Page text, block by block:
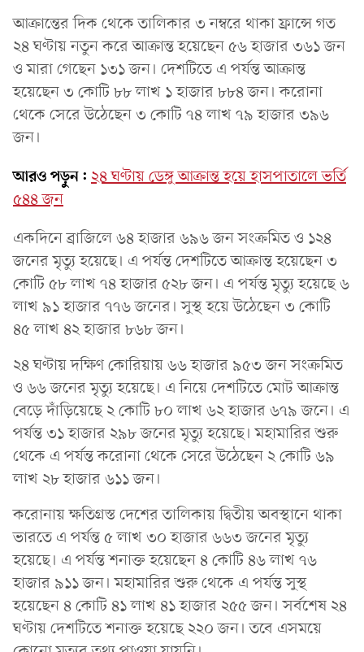
আক্রান্তের দিক থেকে তালিকার ৩ নম্বরে থাকা ফ্রান্সে গত
২৪ ঘণ্টায় নতুন করে আক্রান্ত হয়েছেন ৫৬ হাজার ৩৬১ জন
ও মারা গেছেন ১৩১ জন। দেশটিতে এ পর্যন্ত আক্রান্ত
হয়েছেন ৩ কোটি ৮৮ লাখ ১ হাজার ৮৮৪ জন। করোনা
থেকে সেরে উঠেছেন ৩ কোটি ৭৪ লাখ ৭৯ হাজার ৩৯৬
জন।
আরও পড়ুন: ২৪ ঘণ্টায় ডেঙ্গু আক্রান্ত হয়ে হাসপাতালে ভর্তি
৫৪৪ জন
একদিনে ব্রাজিলে ৬৪ হাজার ৬৯৬ জন সংক্রমিত ও ১২৪
জনের মৃত্যু হয়েছে। এ পর্যন্ত দেশটিতে আক্রান্ত হয়েছেন ৩
কোটি ৫৮ লাখ ৭৪ হাজার ৫২৮ জন। এ পর্যন্ত মৃত্যু হয়েছে ৬
লাখ ৯১ হাজার ৭৭৬ জনের। সুস্থ হয়ে উঠেছেন ৩ কোটি
৪৫ লাখ ৪২ হাজার ৮৬৮ জন।
২৪ ঘণ্টায় দক্ষিণ কোরিয়ায় ৬৬ হাজার ৯৫৩ জন সংক্রমিত
ও ৬৬ জনের মৃত্যু হয়েছে। এ নিয়ে দেশটিতে মোট আক্রান্ত
বেড়ে দাঁড়িয়েছে ২ কোটি ৮০ লাখ ৬২ হাজার ৬৭৯ জনে। এ
পর্যন্ত ৩১ হাজার ২৯৮ জনের মৃত্যু হয়েছে। মহামারির শুরু
থেকে এ পর্যন্ত করোনা থেকে সেরে উঠেছেন ২ কোটি ৬৯
লাখ ২৮ হাজার ৬১১ জন।
করোনায় ক্ষতিগ্রস্ত দেশের তালিকায় দ্বিতীয় অবস্থানে থাকা
ভারতে এ পর্যন্ত ৫ লাখ ৩০ হাজার ৬৬৩ জনের মৃত্যু
হয়েছে। এ পর্যন্ত শনাক্ত হয়েছেন ৪ কোটি ৪৬ লাখ ৭৬
হাজার ৯১১ জন। মহামারির শুরু থেকে এ পর্যন্ত সুস্থ
হয়েছেন ৪ কোটি ৪১ লাখ ৪১ হাজার ২৫৫ জন। সর্বশেষ ২৪
ঘণ্টায় দেশটিতে শনাক্ত হয়েছে ২২০ জন। তবে এসময়ে